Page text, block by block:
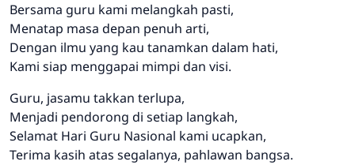
Bersama guru kami melangkah pasti,
Menatap masa depan penuh arti,
Dengan ilmu yang kau tanamkan dalam hati,
Kami siap menggapai mimpi dan visi.
Guru, jasamu takkan terlupa,
Menjadi pendorong di setiap langkah,
Selamat Hari Guru Nasional kami ucapkan,
Terima kasih atas segalanya, pahlawan bangsa.